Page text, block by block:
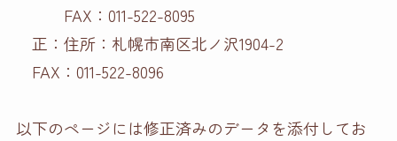
FAX：011-522-8095
正：住所：札幌市南区北ノ沢1904-2
FAX：011-522-8096
以下のページには修正済みのデータを添付してお